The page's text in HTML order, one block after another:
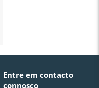
Entre em contacto
connosco